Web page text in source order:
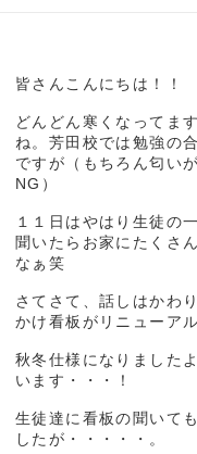
皆さんこんにちは！！
どんどん寒くなってま
ね。芳田校では勉強の
ですが（もちろん匂い
NG）
１１日はやはり生徒の
聞いたらお家にたくさ
なぁ笑
さてさて、話しはかわ
かけ看板がリニューアル
秋冬仕様になりました
います・・・！
生徒達に看板の聞いて
したが・・・・・。